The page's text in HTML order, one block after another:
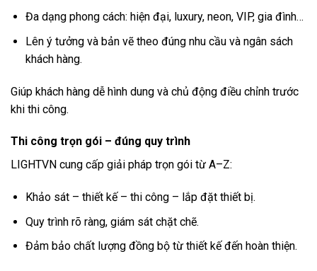
Đa dạng phong cách: hiện đại, luxury, neon, VIP, gia đình…
Lên ý tưởng và bản vẽ theo đúng nhu cầu và ngân sách
khách hàng.
Giúp khách hàng dễ hình dung và chủ động điều chỉnh trước
khi thi công.
Thi công trọn gói – đúng quy trình
LIGHTVN cung cấp giải pháp trọn gói từ A–Z:
Khảo sát – thiết kế – thi công – lắp đặt thiết bị.
Quy trình rõ ràng, giám sát chặt chẽ.
Đảm bảo chất lượng đồng bộ từ thiết kế đến hoàn thiện.